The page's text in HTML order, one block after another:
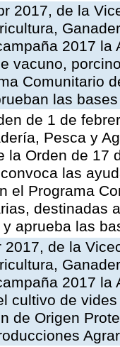
2017, de la
2017
vacuno,
Comunitario
las
de 1 de
Pesca y
la Orden de 17
las
el Programa
destinadas
y aprueba las
2017, de la
2017
cultivo de
de Origen